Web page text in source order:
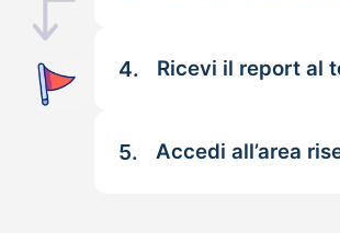
4. Ricevi il report al
5. Accedi all’area